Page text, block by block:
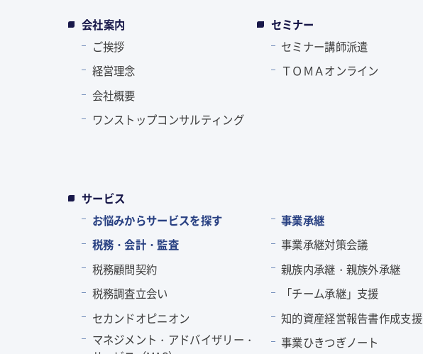
会社案内
ご挨拶
経営理念
会社概要
ワンストップコンサルティング
セミナー
セミナー講師派遣
ＴＯＭＡオンライン
サービス
お悩みからサービスを探す
税務・会計・監査
税務顧問契約
税務調査立会い
セカンドオピニオン
マネジメント・アドバイザリー・
事業承継
事業承継対策会議
親族内承継・親族外承継
「チーム承継」支援
知的資産経営報告書作成支援
事業ひきつぎノート